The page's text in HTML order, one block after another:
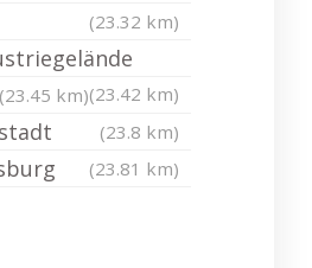
(23.32 km)
(23.42 km)
(23.45 km)
(23.8 km)
(23.81 km)